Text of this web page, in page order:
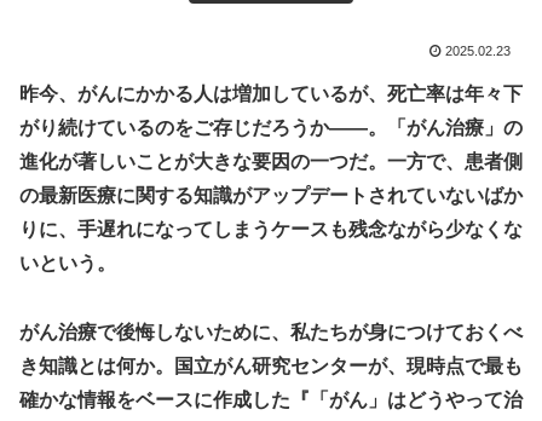
2025.02.23
昨今、がんにかかる人は増加しているが、死亡率は年々下
がり続けているのをご存じだろうか――。「がん治療」の
進化が著しいことが大きな要因の一つだ。一方で、患者側
の最新医療に関する知識がアップデートされていないばか
りに、手遅れになってしまうケースも残念ながら少なくな
いという。
がん治療で後悔しないために、私たちが身につけておくべ
き知識とは何か。国立がん研究センターが、現時点で最も
確かな情報をベースに作成した『「がん」はどうやって治